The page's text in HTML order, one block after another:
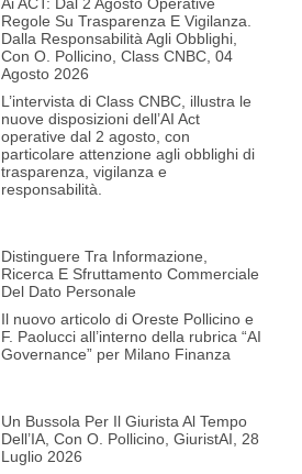
Regole Su Trasparenza E Vigilanza.
Dalla Responsabilità Agli Obblighi,
Con O. Pollicino, Class CNBC, 04
Agosto 2026
L’intervista di Class CNBC, illustra le
nuove disposizioni dell’AI Act
operative dal 2 agosto, con
particolare attenzione agli obblighi di
trasparenza, vigilanza e
responsabilità.
Distinguere Tra Informazione,
Ricerca E Sfruttamento Commerciale
Del Dato Personale
Il nuovo articolo di Oreste Pollicino e
F. Paolucci all’interno della rubrica “AI
Governance” per Milano Finanza
Un Bussola Per Il Giurista Al Tempo
Dell’IA, Con O. Pollicino, GiuristAI, 28
Luglio 2026